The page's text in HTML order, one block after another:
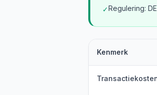
✓Regulering:
Kenmerk